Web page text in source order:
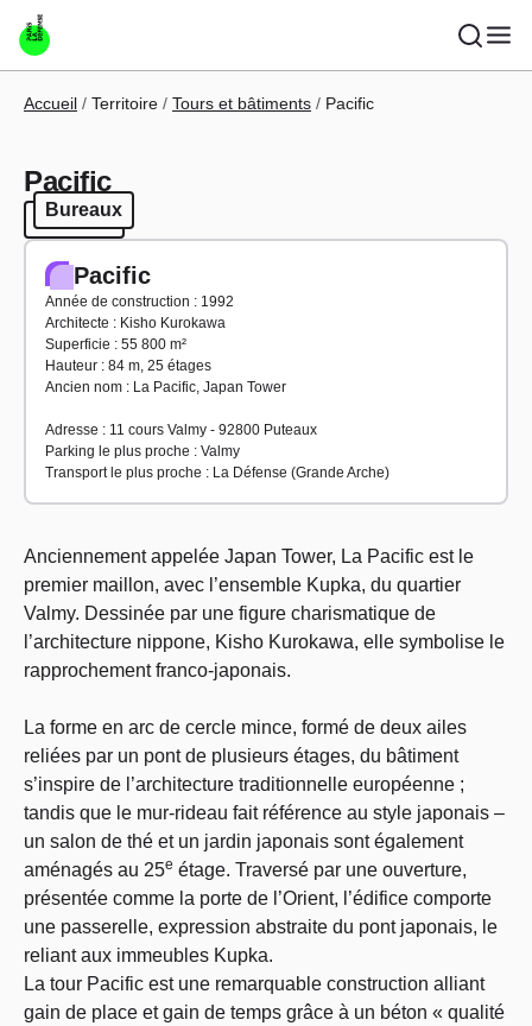
Aller au contenu principal
Fil d'Ariane
Accueil Territoire Tours et bâtiments Pacific
Pacific
Bureaux
Bureaux
Pacific
Année de construction : 1992
Architecte : Kisho Kurokawa
Superficie : 55 800 m²
Hauteur : 84 m, 25 étages
Ancien nom : La Pacific, Japan Tower
Adresse : 11 cours Valmy - 92800 Puteaux
Parking le plus proche : Valmy
Transport le plus proche : La Défense (Grande Arche)
Anciennement appelée Japan Tower, La Pacific est le
premier maillon, avec l’ensemble Kupka, du quartier
Valmy. Dessinée par une figure charismatique de
l’architecture nippone, Kisho Kurokawa, elle symbolise le
rapprochement franco-japonais.
La forme en arc de cercle mince, formé de deux ailes
reliées par un pont de plusieurs étages, du bâtiment
s’inspire de l’architecture traditionnelle européenne ;
tandis que le mur-rideau fait référence au style japonais –
un salon de thé et un jardin japonais sont également
aménagés au 25e étage. Traversé par une ouverture,
présentée comme la porte de l’Orient, l’édifice comporte
une passerelle, expression abstraite du pont japonais, le
reliant aux immeubles Kupka.
La tour Pacific est une remarquable construction alliant
gain de place et gain de temps grâce à un béton « qualité